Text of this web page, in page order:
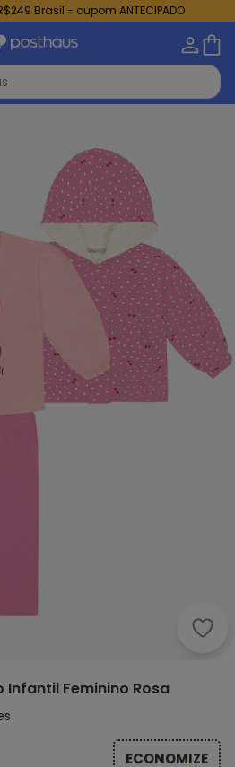
Brasil - cupom ANTECIPADO
Infantil Feminino Rosa
ECONOMIZE